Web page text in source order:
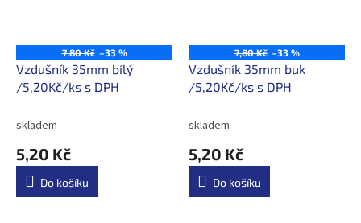
7,80 Kč –33 %
Vzdušník 35mm bílý
/5,20Kč/ks s DPH
skladem
5,20 Kč
Do košíku
7,80 Kč –33 %
Vzdušník 35mm buk
/5,20Kč/ks s DPH
skladem
5,20 Kč
Do košíku